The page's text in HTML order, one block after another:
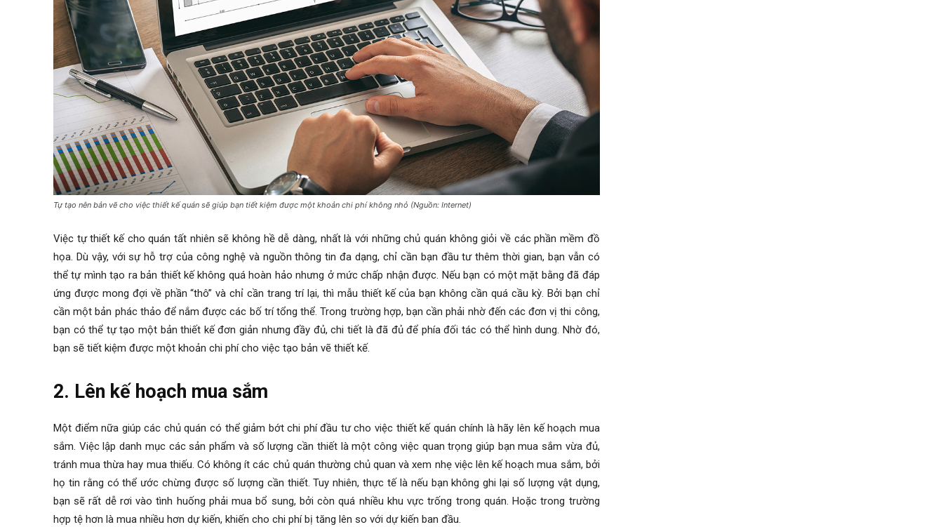
Tự tạo nên bản vẽ cho việc thiết kế quán sẽ giúp bạn tiết kiệm được một khoản chi phí không nhỏ (Nguồn: Internet)
Việc tự thiết kế cho quán tất nhiên sẽ không hề dễ dàng, nhất là với những chủ quán không giỏi về các phần mềm đồ
họa. Dù vậy, với sự hỗ trợ của công nghệ và nguồn thông tin đa dạng, chỉ cần bạn đầu tư thêm thời gian, bạn vẫn có
thể tự mình tạo ra bản thiết kế không quá hoàn hảo nhưng ở mức chấp nhận được. Nếu bạn có một mặt bằng đã đáp
ứng được mong đợi về phần “thô” và chỉ cần trang trí lại, thì mẫu thiết kế của bạn không cần quá cầu kỳ. Bởi bạn chỉ
cần một bản phác thảo để nắm được các bố trí tổng thể. Trong trường hợp, bạn cần phải nhờ đến các đơn vị thi công,
bạn có thể tự tạo một bản thiết kế đơn giản nhưng đầy đủ, chi tiết là đã đủ để phía đối tác có thể hình dung. Nhờ đó,
bạn sẽ tiết kiệm được một khoản chi phí cho việc tạo bản vẽ thiết kế.
2. Lên kế hoạch mua sắm
Một điểm nữa giúp các chủ quán có thể giảm bớt chi phí đầu tư cho việc thiết kế quán chính là hãy lên kế hoạch mua
sắm. Việc lập danh mục các sản phẩm và số lượng cần thiết là một công việc quan trọng giúp bạn mua sắm vừa đủ,
tránh mua thừa hay mua thiếu. Có không ít các chủ quán thường chủ quan và xem nhẹ việc lên kế hoạch mua sắm, bởi
họ tin rằng có thể ước chừng được số lượng cần thiết. Tuy nhiên, thực tế là nếu bạn không ghi lại số lượng vật dụng,
bạn sẽ rất dễ rơi vào tình huống phải mua bổ sung, bởi còn quá nhiều khu vực trống trong quán. Hoặc trong trường
hợp tệ hơn là mua nhiều hơn dự kiến, khiến cho chi phí bị tăng lên so với dự kiến ban đầu.